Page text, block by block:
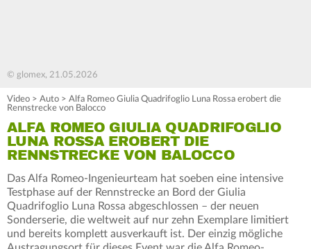
© glomex, 21.05.2026
Video > Auto > Alfa Romeo Giulia Quadrifoglio Luna Rossa erobert die
Rennstrecke von Balocco
ALFA ROMEO GIULIA QUADRIFOGLIO
LUNA ROSSA EROBERT DIE
RENNSTRECKE VON BALOCCO
Das Alfa Romeo-Ingenieurteam hat soeben eine intensive
Testphase auf der Rennstrecke an Bord der Giulia
Quadrifoglio Luna Rossa abgeschlossen – der neuen
Sonderserie, die weltweit auf nur zehn Exemplare limitiert
und bereits komplett ausverkauft ist. Der einzig mögliche